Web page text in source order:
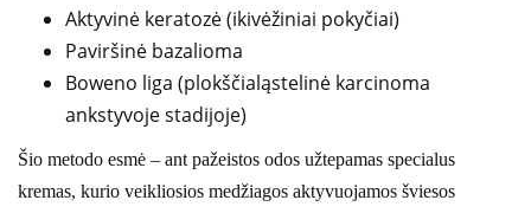
Aktyvinė keratozė (ikivėžiniai pokyčiai)
Paviršinė bazalioma
Boweno liga (plokščialąstelinė karcinoma
ankstyvoje stadijoje)
Šio metodo esmė – ant pažeistos odos užtepamas specialus
kremas, kurio veikliosios medžiagos aktyvuojamos šviesos